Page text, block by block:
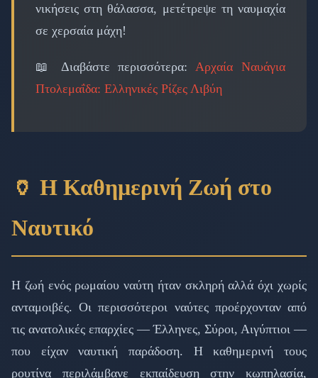
νικήσεις στη θάλασσα, μετέτρεψε τη ναυμαχία
σε χερσαία μάχη!
📖 Διαβάστε περισσότερα: Αρχαία Ναυάγια
Πτολεμαΐδα: Ελληνικές Ρίζες Λιβύη
🏺 Η Καθημερινή Ζωή στο
Ναυτικό
Η ζωή ενός ρωμαίου ναύτη ήταν σκληρή αλλά όχι χωρίς
ανταμοιβές. Οι περισσότεροι ναύτες προέρχονταν από
τις ανατολικές επαρχίες — Έλληνες, Σύροι, Αιγύπτιοι —
που είχαν ναυτική παράδοση. Η καθημερινή τους
ρουτίνα περιλάμβανε εκπαίδευση στην κωπηλασία,